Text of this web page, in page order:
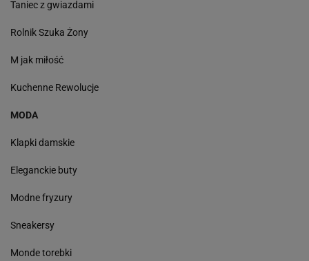
Taniec z gwiazdami
Rolnik Szuka Żony
M jak miłość
Kuchenne Rewolucje
MODA
Klapki damskie
Eleganckie buty
Modne fryzury
Sneakersy
Monde torebki